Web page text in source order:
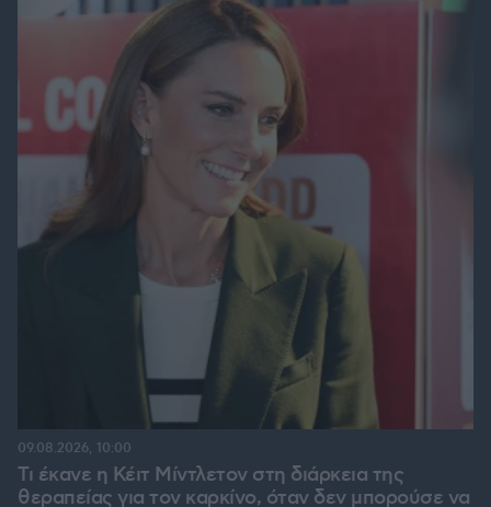
Τι έκανε η Κέιτ Μίντλετον στη διάρκεια της
θεραπείας για τον καρκίνο, όταν δεν μπορούσε να
09.08.2026, 10:00